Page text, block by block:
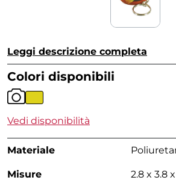
Leggi descrizione completa
Colori disponibili
Vedi disponibilità
Materiale
Misure 2.8 x 3.8